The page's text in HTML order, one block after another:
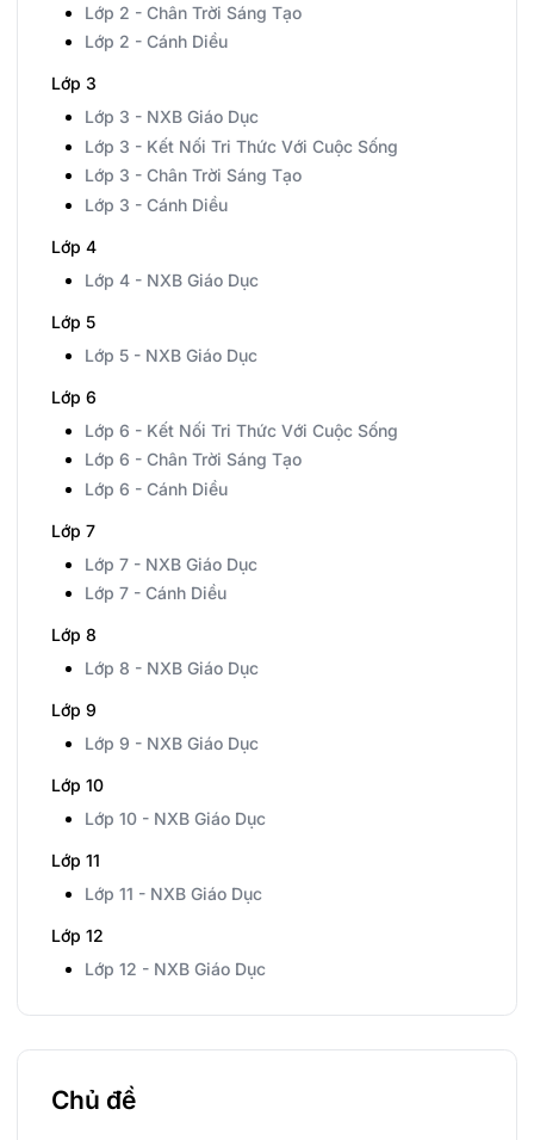
Lớp 2 - Chân Trời Sáng Tạo
Lớp 2 - Cánh Diều
Lớp 3
Lớp 3 - NXB Giáo Dục
Lớp 3 - Kết Nối Tri Thức Với Cuộc Sống
Lớp 3 - Chân Trời Sáng Tạo
Lớp 3 - Cánh Diều
Lớp 4
Lớp 4 - NXB Giáo Dục
Lớp 5
Lớp 5 - NXB Giáo Dục
Lớp 6
Lớp 6 - Kết Nối Tri Thức Với Cuộc Sống
Lớp 6 - Chân Trời Sáng Tạo
Lớp 6 - Cánh Diều
Lớp 7
Lớp 7 - NXB Giáo Dục
Lớp 7 - Cánh Diều
Lớp 8
Lớp 8 - NXB Giáo Dục
Lớp 9
Lớp 9 - NXB Giáo Dục
Lớp 10
Lớp 10 - NXB Giáo Dục
Lớp 11
Lớp 11 - NXB Giáo Dục
Lớp 12
Lớp 12 - NXB Giáo Dục
Chủ đề